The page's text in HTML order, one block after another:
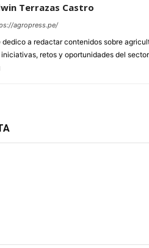
Terrazas Castro
agropress.pe/
dedico a redactar contenidos sobre
iniciativas, retos y oportunidades del sector.